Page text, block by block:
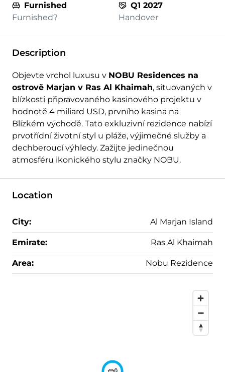
Furnished
Furnished?
Q1 2027
Handover
Description
Objevte vrchol luxusu v NOBU Residences na
ostrově Marjan v Ras Al Khaimah, situovaných v
blízkosti připravovaného kasinového projektu v
hodnotě 4 miliard USD, prvního kasina na
Blízkém východě. Tato exkluzivní rezidence nabízí
prvotřídní životní styl u pláže, výjimečné služby a
dechberoucí výhledy. Zažijte jedinečnou
atmosféru ikonického stylu značky NOBU.
Location
City: Al Marjan Island
Emirate: Ras Al Khaimah
Area: Nobu Rezidence